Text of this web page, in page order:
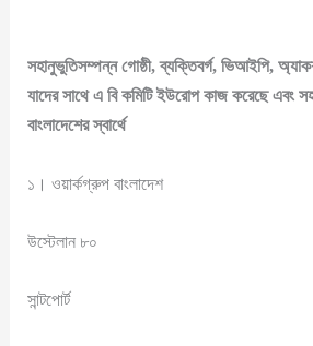
সহানুভুতিসম্পন্ন গোষ্ঠী, ব্যক্তিবর্গ, ভিআইপি,
যাদের সাথে এ বি কমিটি ইউরোপ কাজ করেছে এবং
বাংলাদেশের স্বার্থে
১। ওয়ার্কগ্রুপ বাংলাদেশ
উস্টেলান ৮০
সান্টপোর্ট